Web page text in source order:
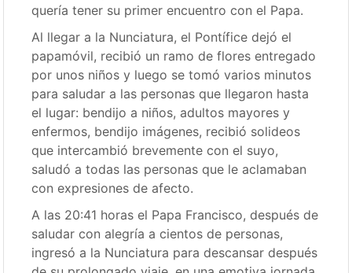
quería tener su primer encuentro con el Papa.
Al llegar a la Nunciatura, el Pontífice dejó el
papamóvil, recibió un ramo de flores entregado
por unos niños y luego se tomó varios minutos
para saludar a las personas que llegaron hasta
el lugar: bendijo a niños, adultos mayores y
enfermos, bendijo imágenes, recibió solideos
que intercambió brevemente con el suyo,
saludó a todas las personas que le aclamaban
con expresiones de afecto.
A las 20:41 horas el Papa Francisco, después de
saludar con alegría a cientos de personas,
ingresó a la Nunciatura para descansar después